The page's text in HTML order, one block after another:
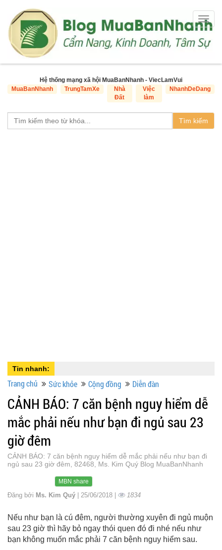
Hệ thống mạng xã hội MuaBanNhanh - ViecLamVui
MuaBanNhanh
TrungTamXe
Nhà
Đất
Việc
làm
NhanhDeDang
Tìm kiếm
Tin nhanh:
Trang chủ Sức khỏe Cộng đồng Diễn đàn
CẢNH BÁO: 7 căn bệnh nguy hiểm dễ
mắc phải nếu như bạn đi ngủ sau 23
giờ đêm
CẢNH BÁO: 7 căn bệnh nguy hiểm dễ mắc phải nếu như bạn đi
ngủ sau 23 giờ đêm, 82468, Ms. Kim Quý Blog MuaBanNhanh
MBN share
Đăng bởi Ms. Kim Quý | 25/06/2018 | 1834
Nếu như bạn là cú đêm, người thường xuyên đi ngủ muộn
sau 23 giờ thì hãy bỏ ngay thói quen đó đi nhé nếu như
bạn không muốn mắc phải 7 căn bệnh nguy hiểm sau.